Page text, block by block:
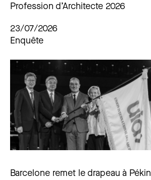
Profession d’Architecte 2026
23/07/2026
Enquête
Barcelone remet le drapeau à Pékin